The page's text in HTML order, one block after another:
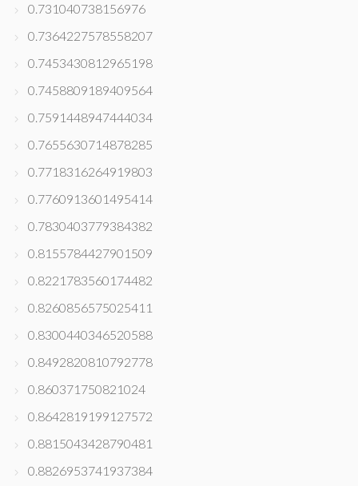
0.731040738156976
0.7364227578558207
0.7453430812965198
0.7458809189409564
0.7591448947444034
0.7655630714878285
0.7718316264919803
0.7760913601495414
0.7830403779384382
0.8155784427901509
0.8221783560174482
0.8260856575025411
0.8300440346520588
0.8492820810792778
0.860371750821024
0.8642819199127572
0.8815043428790481
0.8826953741937384